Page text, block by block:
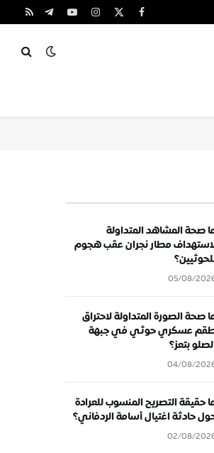
فيسبوك
X
الانستغراميوتيوبتيلقرامRSS
صحة المشاهد المتداولة
مطار نجران عقب هجوم
05/08/
صحة الصورة المتداولة لاحتراق
عسكري حوثي في جبهة
بتعز؟
04/08/
حقيقة التصريح المنسوب للعرادة
حادثة اغتيال أسامة الردفاني؟
02/08/